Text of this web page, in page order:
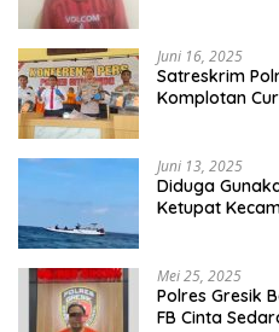
Juni 16, 2025
Satreskrim
Komplotan
Juni 13, 2025
Diduga
Ketupat
Mei 25, 2025
Polres Gresik
FB Cinta